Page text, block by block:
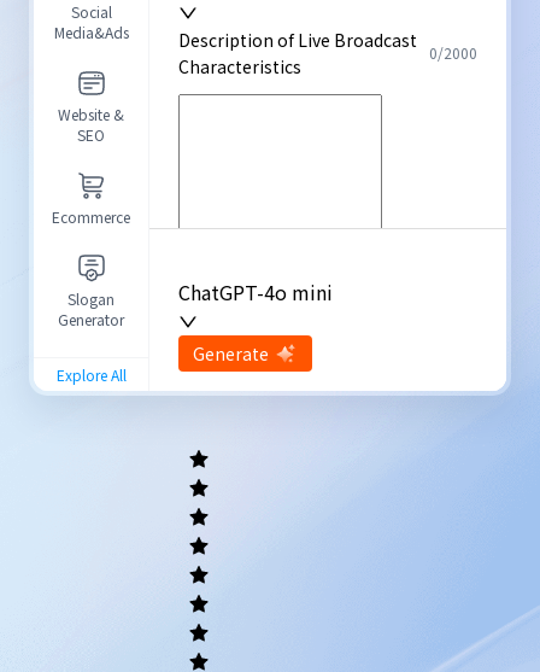
Social
Media&Ads
Website &
SEO
Ecommerce
Slogan
Generator
General
Explore All
Description of Live Broadcast
Characteristics
0/2000
Default
Advanced Options
ChatGPT-4o mini
Generate